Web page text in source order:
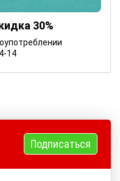
30%
14
Подписаться